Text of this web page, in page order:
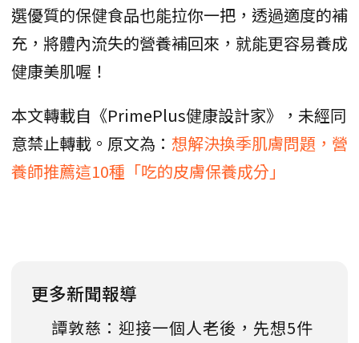
選優質的保健食品也能拉你一把，透過適度的補
充，將體內流失的營養補回來，就能更容易養成
健康美肌喔！
本文轉載自《PrimePlus健康設計家》，未經同
意禁止轉載。原文為： 想解決換季肌膚問題，營
養師推薦這10種「吃的皮膚保養成分」
更多新聞報導
譚敦慈：迎接一個人老後，先想5件